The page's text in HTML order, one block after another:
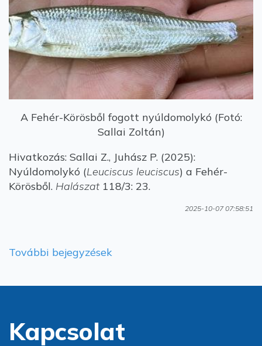
A Fehér-Körösből fogott nyúldomolykó (Fotó:
Sallai Zoltán)
Hivatkozás: Sallai Z., Juhász P. (2025):
Nyúldomolykó (Leuciscus leuciscus) a Fehér-
Körösből. Halászat118/3: 23.
2025-10-07 07:58:51
További bejegyzések
Kapcsolat